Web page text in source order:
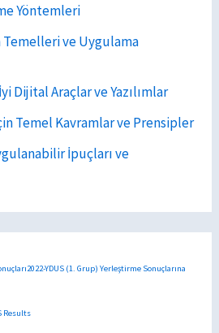
Yöntemleri
Temelleri ve Uygulama
Dijital Araçlar ve Yazılımlar
Temel Kavramlar ve Prensipler
İpuçları ve
YDUS (1. Grup) Yerleştirme Sonuçlarına
Results